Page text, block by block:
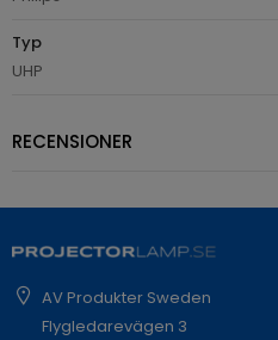
Typ
UHP
RECENSIONER
AV Produkter Sweden
Flygledarevägen 3